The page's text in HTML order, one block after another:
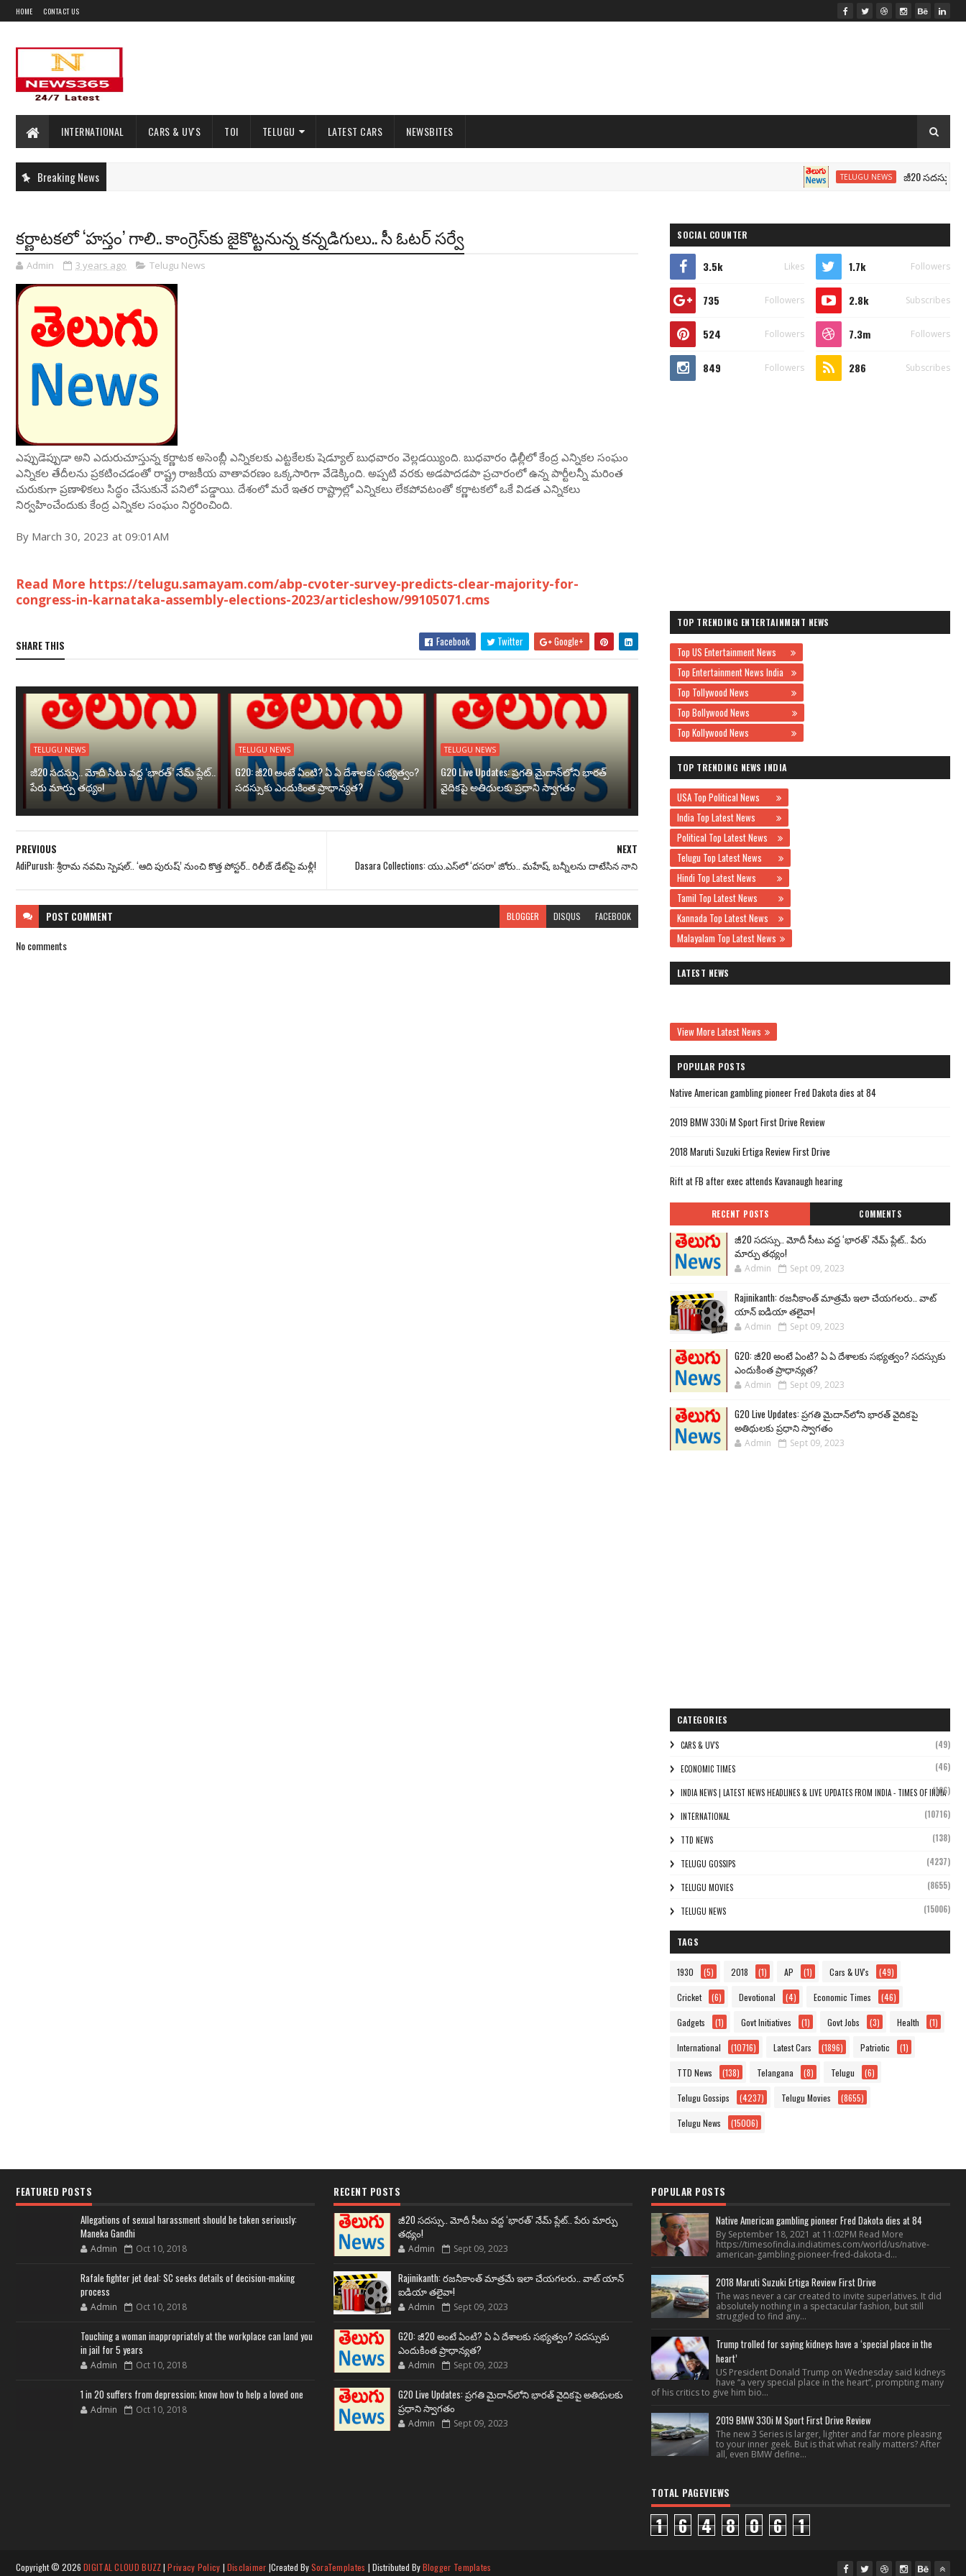
HOME CONTACT US
INTERNATIONAL CARS & UV'S TOI TELUGU LATEST CARS NEWSBITES
Breaking News TELUGU NEWS జీ20 సదస్సు.. మోదీ
కర్ణాటకలో ‘హస్తం’ గాలి.. కాంగ్రెస్‌‌కు జైకొట్టనున్న కన్నడిగులు.. సీ ఓటర్ సర్వే
Admin 3 years ago Telugu News
ఎప్పుడెప్పుడా అని ఎదురుచూస్తున్న కర్ణాటక అసెంబ్లీ ఎన్నికలకు ఎట్టకేలకు షెడ్యూల్ బుధవారం వెల్లడయ్యింది. బుధవారం ఢిల్లీలో కేంద్ర ఎన్నికల సంఘం
ఎన్నికల తేదీలను ప్రకటించడంతో రాష్ట్ర రాజకీయ వాతావరణం ఒక్కసారిగా వేడెక్కింది. అప్పటి వరకు అడపాదడపా ప్రచారంలో ఉన్న పార్టీలన్నీ మరింత
చురుకుగా ప్రణాళికలు సిద్ధం చేసుకునే పనిలో పడ్డాయి. దేశంలో మరే ఇతర రాష్ట్రాల్లో ఎన్నికలు లేకపోవటంతో కర్ణాటకలో ఒకే విడత ఎన్నికలు
నిర్వహించేందుకు కేంద్ర ఎన్నికల సంఘం నిర్ధరించింది.
By March 30, 2023 at 09:01AM
Read More https://telugu.samayam.com/abp-cvoter-survey-predicts-clear-majority-for-
congress-in-karnataka-assembly-elections-2023/articleshow/99105071.cms
SHARE THIS Facebook Twitter Google+
TELUGU NEWS
జీ20 సదస్సు.. మోదీ సీటు వద్ద ‘భారత్’ నేమ్ ప్లేట్‌..
పేరు మార్పు తథ్యం!
TELUGU NEWS
G20: జీ20 అంటే ఏంటి? ఏ ఏ దేశాలకు సభ్యత్వం?
సదస్సుకు ఎందుకింత ప్రాధాన్యత?
TELUGU NEWS
G20 Live Updates: ప్రగతి మైదాన్‌లోని భారత్
వైదికపై అతిథులకు ప్రధాని స్వాగతం
NEXT
Dasara Collections: యు.ఎస్‌లో ‘దసరా’ జోరు.. మహేష్, బ‌న్నీలను దాటేసిన నాని
PREVIOUS
AdiPurush: శ్రీరామ నవమి స్పెషల్.. ‘ఆది పురుష్’ నుంచి కొత్త పోస్టర్.. రిలీజ్ డేట్‌పై మ‌ళ్లీ!
POST COMMENT BLOGGER DISQUS FACEBOOK
No comments
SOCIAL COUNTER
3.5k Likes 1.7k Followers
735 Followers 2.8k Subscribes
524 Followers 7.3m Followers
849 Followers 286 Subscribes
TOP TRENDING ENTERTAINMENT NEWS
Top US Entertainment News
Top Entertainment News India
Top Tollywood News
Top Bollywood News
Top Kollywood News
TOP TRENDING NEWS INDIA
USA Top Political News
India Top Latest News
Political Top Latest News
Telugu Top Latest News
Hindi Top Latest News
Tamil Top Latest News
Kannada Top Latest News
Malayalam Top Latest News
LATEST NEWS
View More Latest News
POPULAR POSTS
Native American gambling pioneer Fred Dakota dies at 84
2019 BMW 330i M Sport First Drive Review
2018 Maruti Suzuki Ertiga Review First Drive
Rift at FB after exec attends Kavanaugh hearing
RECENT POSTS COMMENTS
జీ20 సదస్సు.. మోదీ సీటు వద్ద ‘భారత్’ నేమ్ ప్లేట్‌.. పేరు
మార్పు తథ్యం!
Admin Sept 09, 2023
Rajinikanth: రజనీకాంత్ మాత్రమే ఇలా చేయగలరు.. వాట్
యాన్ ఐడియా తలైవా!
Admin Sept 09, 2023
G20: జీ20 అంటే ఏంటి? ఏ ఏ దేశాలకు సభ్యత్వం? సదస్సుకు
ఎందుకింత ప్రాధాన్యత?
Admin Sept 09, 2023
G20 Live Updates: ప్రగతి మైదాన్‌లోని భారత్ వైదికపై
అతిథులకు ప్రధాని స్వాగతం
Admin Sept 09, 2023
CATEGORIES
CARS & UV'S (49)
ECONOMIC TIMES (46)
INDIA NEWS | LATEST NEWS HEADLINES & LIVE UPDATES FROM INDIA - TIMES OF INDIA
(106)
INTERNATIONAL (10716)
TTD NEWS (138)
TELUGU GOSSIPS (4237)
TELUGU MOVIES (8655)
TELUGU NEWS (15006)
TAGS
1930 (5) 2018 (1) AP (1) Cars & UV's (49)
Cricket (6) Devotional (4) Economic Times (46)
Gadgets (1) Govt Initiatives (1) Govt Jobs (3) Health (1)
International (10716) Latest Cars (1896) Patriotic (1)
TTD News (138) Telangana (8) Telugu (6)
Telugu Gossips (4237) Telugu Movies (8655)
Telugu News (15006)
FEATURED POSTS
Allegations of sexual harassment should be taken seriously:
Maneka Gandhi
Admin Oct 10, 2018
Rafale fighter jet deal: SC seeks details of decision-making
process
Admin Oct 10, 2018
Touching a woman inappropriately at the workplace can land you
in jail for 5 years
Admin Oct 10, 2018
1 in 20 suffers from depression; know how to help a loved one
Admin Oct 10, 2018
RECENT POSTS
జీ20 సదస్సు.. మోదీ సీటు వద్ద ‘భారత్’ నేమ్ ప్లేట్‌.. పేరు మార్పు
తథ్యం!
Admin Sept 09, 2023
Rajinikanth: రజనీకాంత్ మాత్రమే ఇలా చేయగలరు.. వాట్ యాన్
ఐడియా తలైవా!
Admin Sept 09, 2023
G20: జీ20 అంటే ఏంటి? ఏ ఏ దేశాలకు సభ్యత్వం? సదస్సుకు
ఎందుకింత ప్రాధాన్యత?
Admin Sept 09, 2023
G20 Live Updates: ప్రగతి మైదాన్‌లోని భారత్ వైదికపై అతిథులకు
ప్రధాని స్వాగతం
Admin Sept 09, 2023
POPULAR POSTS
Native American gambling pioneer Fred Dakota dies at 84
By September 18, 2021 at 11:02PM Read More
https://timesofindia.indiatimes.com/world/us/native-
american-gambling-pioneer-fred-dakota-d...
2018 Maruti Suzuki Ertiga Review First Drive
The was never a car created to invite superlatives. It did
absolutely nothing in a spectacular fashion, but still
struggled to find any...
Trump trolled for saying kidneys have a ‘special place in the
heart’
US President Donald Trump on Wednesday said kidneys
have “a very special place in the heart”, prompting many
of his critics to give him bio...
2019 BMW 330i M Sport First Drive Review
The new 3 Series is larger, lighter and far more pleasing
to your inner geek. But is that what really matters? After
all, even BMW define...
TOTAL PAGEVIEWS
1 6 4 8 0 6 1
Copyright © 2026 DIGITAL CLOUD BUZZ|Privacy Policy | Disclaimer |Created BySoraTemplates | Distributed ByBlogger Templates